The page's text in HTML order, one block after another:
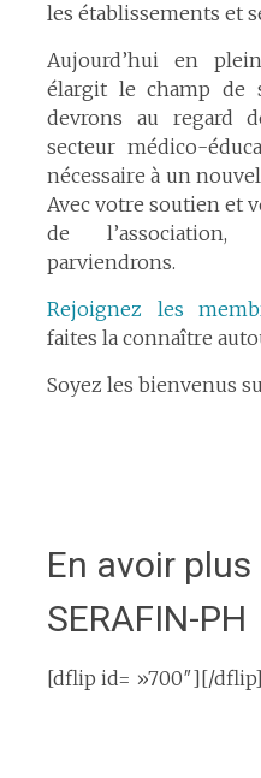
les établissements et
Aujourd’hui en
élargit le champ de
devrons au regard
secteur médico-
nécessaire à un
Avec votre soutien et
de
parviendrons.
Rejoignez les
faites la connaître
Soyez les bienvenus
En avoir
SERAFIN-PH
[dflip id= »700″][/dflip]